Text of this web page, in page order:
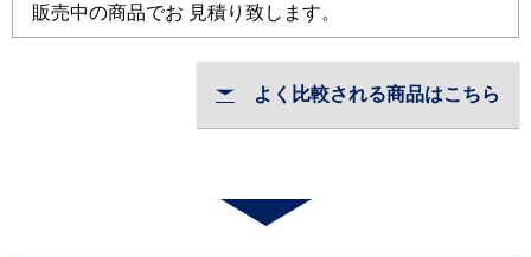
販売中の商品でお 見積り致します。
よく比較される商品はこちら